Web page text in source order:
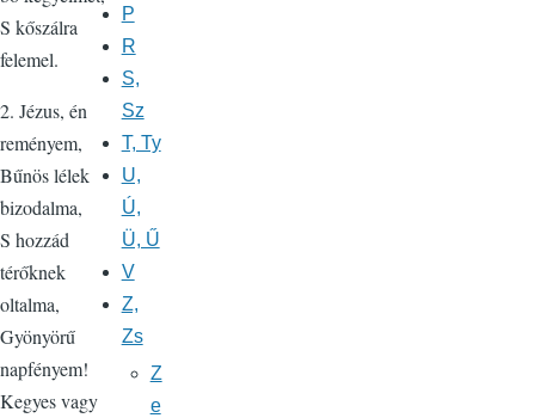
S kőszálra
felemel.
2. Jézus, én
reményem,
Bűnös lélek
bizodalma,
S hozzád
térőknek
oltalma,
Gyönyörű
napfényem!
Kegyes vagy
P
R
S,
Sz
T, Ty
U,
Ú,
Ü, Ű
V
Z,
Zs
Z
e